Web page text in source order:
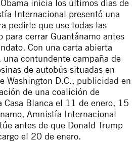
inicia los últimos días de
Internacional presentó una
pedirle que use todas las
para cerrar Guantánamo antes
Con una carta abierta
contundente campaña de
de autobús situadas en
Washington D.C., publicidad en
de una coalición de
Casa Blanca el 11 de enero, 15
Amnistía Internacional
antes de que Donald Trump
el 20 de enero.